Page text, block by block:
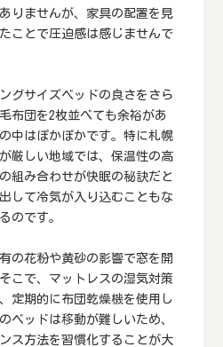
りませんが、家具の配置を見
ことで圧迫感は感じませんで
グサイズベッドの良さをさら
布団を2枚並べても余裕があ
中はぽかぽかです。特に札幌
厳しい地域では、保温性の高
組み合わせが快眠の秘訣だと
して冷気が入り込むこともな
のです。
の花粉や黄砂の影響で窓を開
こで、マットレスの湿気対策
定期的に布団乾燥機を使用し
ベッドは移動が難しいため、
ス方法を習慣化することが大